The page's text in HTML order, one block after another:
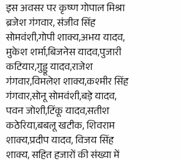
इस अवसर पर कृष्ण गोपाल मिश्रा
ब्रजेश गंगवार, संजीव सिंह
सोमवंशी,गोपी शाक्य,अभय यादव,
मुकेश शर्मा,बिजनेस यादव,पुजारी
कटियार,गुड्डू यादव,राजेश
गंगवार,विमलेश शाक्य,कश्मीर सिंह
गंगवार,सोनू सोमवंशी,बड़े यादव,
पवन जोशी,टिंकू यादव,सतीश
कठेरिया,बबलू खटीक, शिवराम
शाक्य,प्रदीप यादव, विजय सिंह
शाक्य, सहित हजारों की संख्या में